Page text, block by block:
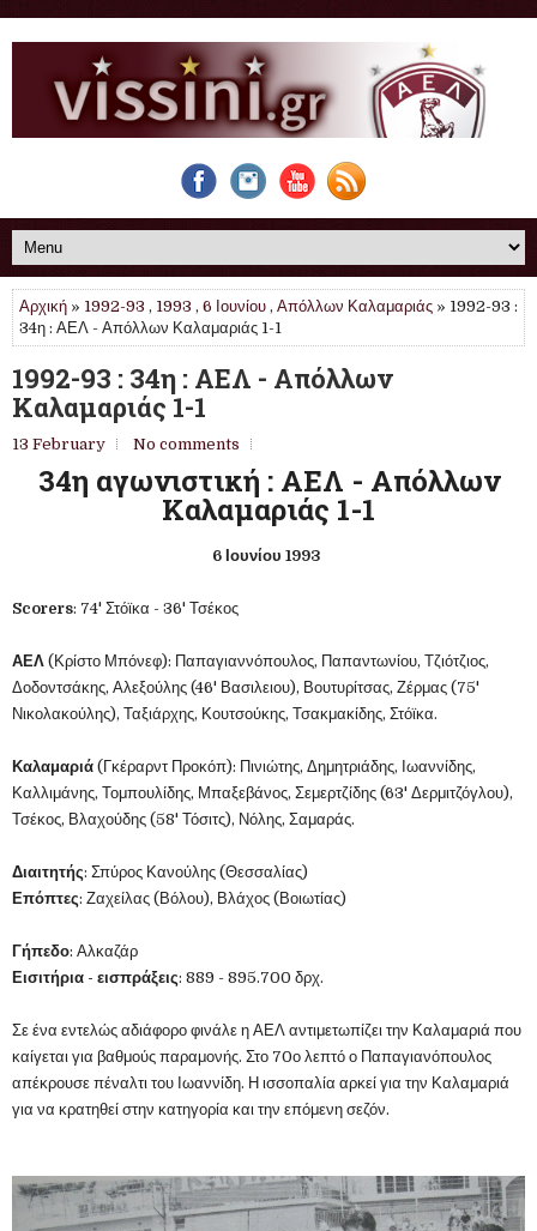
Αρχική » 1992-93 , 1993 , 6 Ιουνίου , Απόλλων Καλαμαριάς » 1992-93 :
34η : ΑΕΛ - Απόλλων Καλαμαριάς 1-1
1992-93 : 34η : ΑΕΛ - Απόλλων
Καλαμαριάς 1-1
13 February No comments
34η αγωνιστική : ΑΕΛ - Απόλλων
Καλαμαριάς 1-1
6 Ιουνίου 1993
Scorers: 74' Στόϊκα - 36' Τσέκος
ΑΕΛ (Κρίστο Μπόνεφ): Παπαγιαννόπουλος, Παπαντωνίου, Τζιότζιος,
Δοδοντσάκης, Αλεξούλης (46' Βασιλειου), Βουτυρίτσας, Ζέρμας (75'
Νικολακούλης), Ταξιάρχης, Κουτσούκης, Τσακμακίδης, Στόϊκα.
Καλαμαριά (Γκέραρντ Προκόπ): Πινιώτης, Δημητριάδης, Ιωαννίδης,
Καλλιμάνης, Τομπουλίδης, Μπαξεβάνος, Σεμερτζίδης (63' Δερμιτζόγλου),
Τσέκος, Βλαχούδης (58' Τόσιτς), Νόλης, Σαμαράς.
Διαιτητής: Σπύρος Κανούλης (Θεσσαλίας)
Επόπτες: Ζαχείλας (Βόλου), Βλάχος (Βοιωτίας)
Γήπεδο: Αλκαζάρ
Εισιτήρια - εισπράξεις: 889 - 895.700 δρχ.
Σε ένα εντελώς αδιάφορο φινάλε η ΑΕΛ αντιμετωπίζει την Καλαμαριά που
καίγεται για βαθμούς παραμονής. Στο 70ο λεπτό ο Παπαγιανόπουλος
απέκρουσε πέναλτι του Ιωαννίδη. Η ισσοπαλία αρκεί για την Καλαμαριά
για να κρατηθεί στην κατηγορία και την επόμενη σεζόν.